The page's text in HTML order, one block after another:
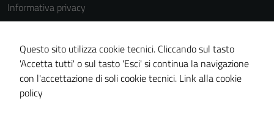
Informativa privacy
Cookie Policy
Note legali
Dichiarazione di accessibilità
Piano di miglioramento del sito
Questo sito utilizza cookie tecnici. Cliccando sul tasto
'Accetta tutti' o sul tasto 'Esci' si continua la navigazione
con l'accettazione di soli cookie tecnici. Link alla cookie
policy